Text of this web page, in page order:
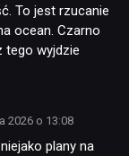
To jest rzucanie
ocean. Czarno
tego wyjdzie
2026 o 13:08
plany na